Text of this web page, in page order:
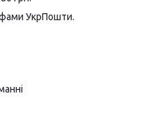
УкрПошти.